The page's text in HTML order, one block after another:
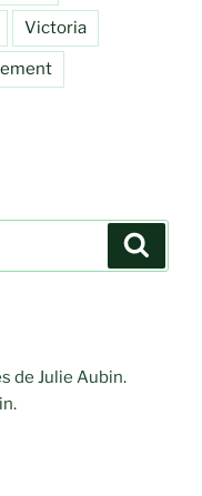
Victoria
de Julie Aubin.